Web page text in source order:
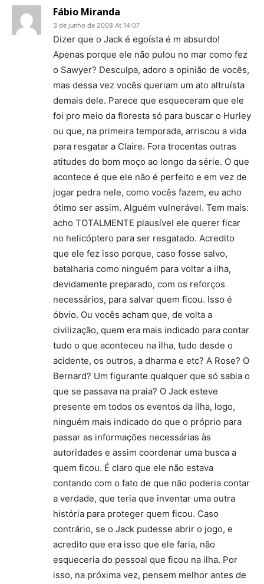
Fábio Miranda
3 de junho de 2008 At 14:07
Dizer que o Jack é egoísta é m absurdo!
Apenas porque ele não pulou no mar como fez
o Sawyer? Desculpa, adoro a opinião de vocês,
mas dessa vez vocês queriam um ato altruísta
demais dele. Parece que esqueceram que ele
foi pro meio da floresta só para buscar o Hurley
ou que, na primeira temporada, arriscou a vida
para resgatar a Claire. Fora trocentas outras
atitudes do bom moço ao longo da série. O que
acontece é que ele não é perfeito e em vez de
jogar pedra nele, como vocês fazem, eu acho
ótimo ser assim. Alguém vulnerável. Tem mais:
acho TOTALMENTE plausível ele querer ficar
no helicóptero para ser resgatado. Acredito
que ele fez isso porque, caso fosse salvo,
batalharia como ninguém para voltar a ilha,
devidamente preparado, com os reforços
necessários, para salvar quem ficou. Isso é
óbvio. Ou vocês acham que, de volta a
civilização, quem era mais indicado para contar
tudo o que aconteceu na ilha, tudo desde o
acidente, os outros, a dharma e etc? A Rose? O
Bernard? Um figurante qualquer que só sabia o
que se passava na praia? O Jack esteve
presente em todos os eventos da ilha, logo,
ninguém mais indicado do que o próprio para
passar as informações necessárias às
autoridades e assim coordenar uma busca a
quem ficou. É claro que ele não estava
contando com o fato de que não poderia contar
a verdade, que teria que inventar uma outra
história para proteger quem ficou. Caso
contrário, se o Jack pudesse abrir o jogo, e
acredito que era isso que ele faria, não
esqueceria do pessoal que ficou na ilha. Por
isso, na próxima vez, pensem melhor antes de